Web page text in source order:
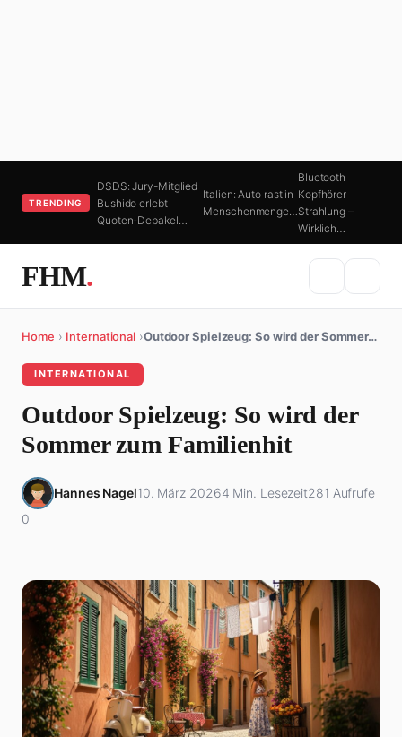
TRENDING
DSDS: Jury-Mitglied
Bushido erlebt
Quoten-Debakel…
Italien: Auto rast in
Menschenmenge…
Bluetooth
Kopfhörer
Strahlung –
Wirklich…
FHM.
Home › International ›Outdoor Spielzeug: So wird der Sommer…
INTERNATIONAL
Outdoor Spielzeug: So wird der
Sommer zum Familienhit
Hannes Nagel10. März 20264 Min. Lesezeit281 Aufrufe
0